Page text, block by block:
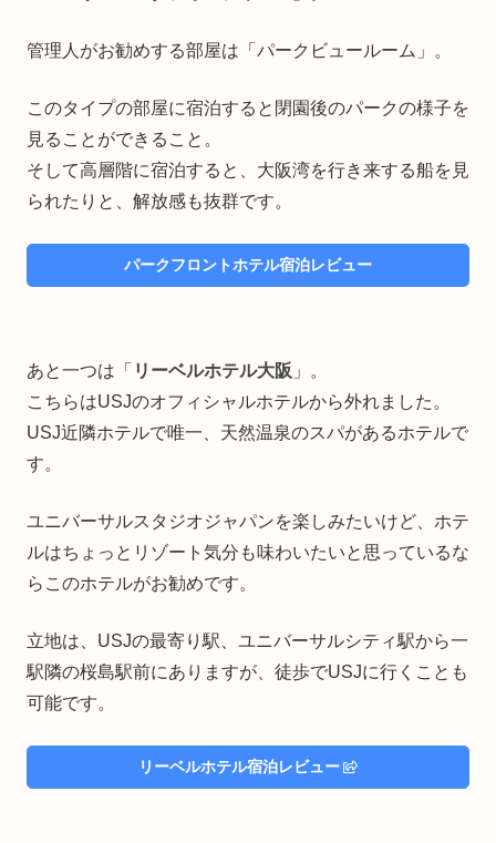
管理人がお勧めする部屋は「パークビュールーム」。
このタイプの部屋に宿泊すると閉園後のパークの様子を
見ることができること。
そして高層階に宿泊すると、大阪湾を行き来する船を見
られたりと、解放感も抜群です。
パークフロントホテル宿泊レビュー
あと一つは「 リーベルホテル大阪 」。
こちらはUSJのオフィシャルホテルから外れました。
USJ近隣ホテルで唯一、天然温泉のスパがあるホテルで
す。
ユニバーサルスタジオジャパンを楽しみたいけど、ホテ
ルはちょっとリゾート気分も味わいたいと思っているな
らこのホテルがお勧めです。
立地は、USJの最寄り駅、ユニバーサルシティ駅から一
駅隣の桜島駅前にありますが、徒歩でUSJに行くことも
可能です。
リーベルホテル宿泊レビュー